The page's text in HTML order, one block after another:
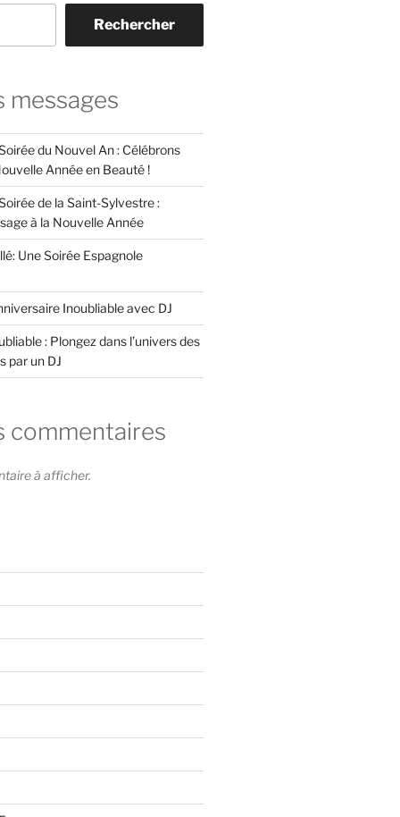
Rechercher
messages
du Nouvel An : Célébrons
Année en Beauté !
de la Saint-Sylvestre :
à la Nouvelle Année
Une Soirée Espagnole
Inoubliable avec DJ
: Plongez dans l’univers des
par un DJ
commentaires
à afficher.